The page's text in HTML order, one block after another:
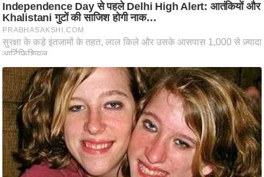
न
शि
प
रा
ज
नी
ति
वि
श्ले
ष
ण